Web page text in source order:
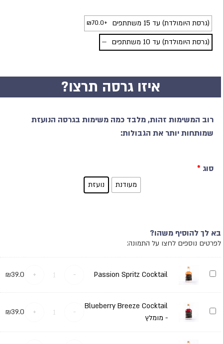
(גרסת היומולדת) עד 15 משתתפים +
₪70.0
(גרסת היומולדת) עד 10 משתתפים —
איזו גרסה תרצו?
רוב המשימות זהות, מלבד כמה משימות בגרסה הנועזת
שמותחות יותר את הגבולות:
סוג *
מעודנת נועזת
בא לך להוסיף משהו?
לפרטים נוספים לחצו על התמונה:
Passion
Passion Spritz Cocktail
-
+
₪39.0
Blueberry
-
Blueberry Breeze Cocktail
- מומלץ
-
+
₪39.0